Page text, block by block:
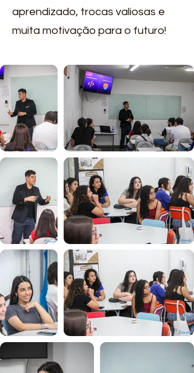
aprendizado, trocas valiosas e
muita motivação para o futuro!